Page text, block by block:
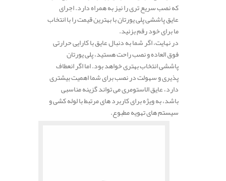
که نصب سریع‌ تری را نیز به همراه دارد. اجرای
عایق پاششی پلی یورتان با بهترین قیمت را با انتخاب
ما برای خود رقم بزنید.
در نهایت، اگر شما به دنبال عایق با کارایی حرارتی
فوق‌ العاده و نصب راحت هستید، پلی‌ یورتان
پاششی انتخاب بهتری خواهد بود. اما اگر انعطاف‌
پذیری و سهولت در نصب برای شما اهمیت بیشتری
دارد، عایق الاستومری می‌ تواند گزینه مناسبی
باشد، به ویژه برای کاربرد های مرتبط با لوله‌ کشی و
سیستم‌ های تهویه مطبوع.